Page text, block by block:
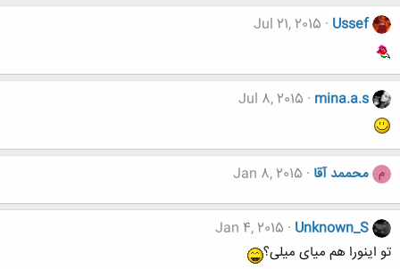
Ussef
Jul 21, 2015
mina.a.s
Jul 8, 2015
م محممد آقا Jan 8, 2015
Unknown_S
Jan 4, 2015
تو اینورا هم میای میلی؟